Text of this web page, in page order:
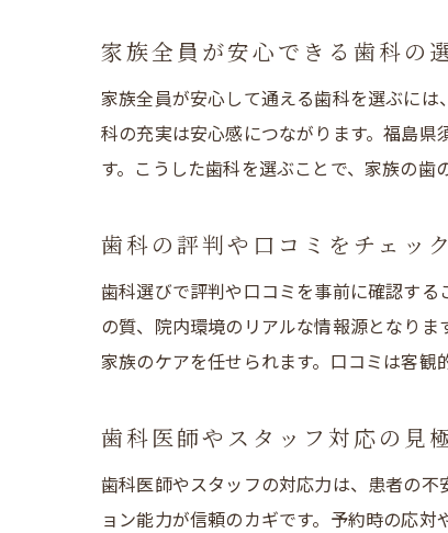
家族全員が安心できる歯科の
家族全員が安心して通える歯科を選ぶに
科の充実は安心感につながります。福島
す。こうした歯科を選ぶことで、家族の歯
歯科の評判や口コミをチェッ
歯科選びで評判や口コミを事前に確認す
の質、院内環境のリアルな情報源となり
家族のケアを任せられます。口コミは客観
歯科医師やスタッフ対応の見
歯科医師やスタッフの対応力は、患者の
ョン能力が信頼のカギです。予約時の応